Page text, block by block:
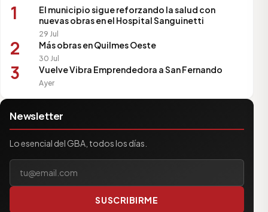
1
El municipio sigue reforzando la salud con
nuevas obras en el Hospital Sanguinetti
29 Jul
2 Más obras en Quilmes Oeste
30 Jul
3 Vuelve Vibra Emprendedora a San Fernando
Ayer
Newsletter
Lo esencial del GBA, todos los días.
Tu correo electrónico
SUSCRIBIRME